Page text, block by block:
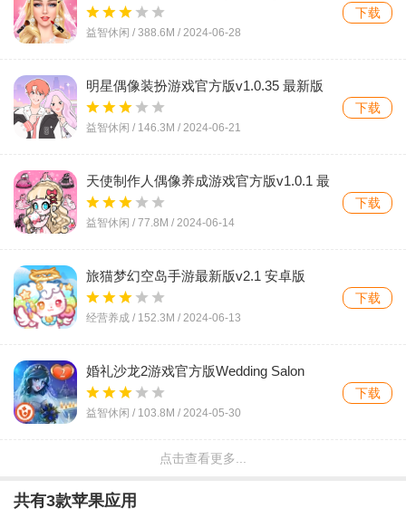
Stylist)V2.1.3 安卓版
益智休闲 / 388.6M / 2024-06-28
下载
明星偶像装扮游戏官方版v1.0.35 最新版
益智休闲 / 146.3M / 2024-06-21
下载
天使制作人偶像养成游戏官方版v1.0.1 最
新版
益智休闲 / 77.8M / 2024-06-14
下载
旅猫梦幻空岛手游最新版v2.1 安卓版
经营养成 / 152.3M / 2024-06-13
下载
婚礼沙龙2游戏官方版Wedding Salon
2v2.96 最新版
益智休闲 / 103.8M / 2024-05-30
下载
闺蜜打扮游戏官方版BFFs Shopping
益智休闲 /
点击查看更多...
共有3款苹果应用